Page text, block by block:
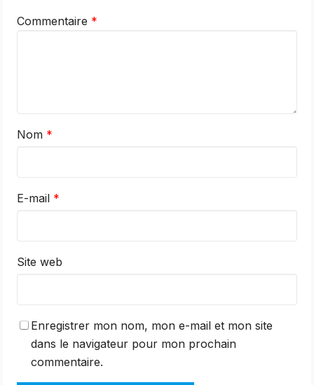
Commentaire *
Nom *
E-mail *
Site web
Enregistrer mon nom, mon e-mail et mon site
dans le navigateur pour mon prochain
commentaire.